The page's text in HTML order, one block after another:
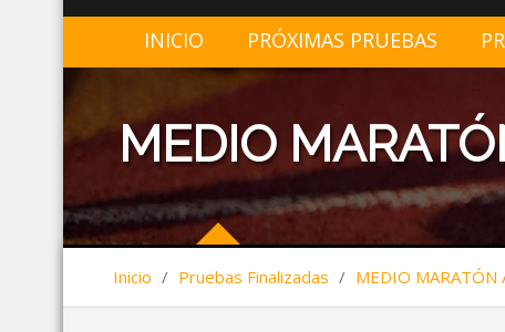
INICIO PRÓXIMAS PRUEBAS
MEDIO
Inicio / Pruebas Finalizadas / MEDIO MARATÓN